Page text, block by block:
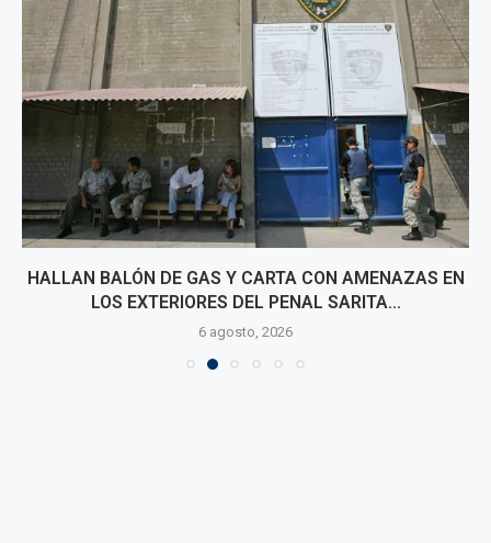
HALLAN BALÓN DE GAS Y CARTA CON AMENAZAS EN
LOS EXTERIORES DEL PENAL SARITA...
6 agosto, 2026